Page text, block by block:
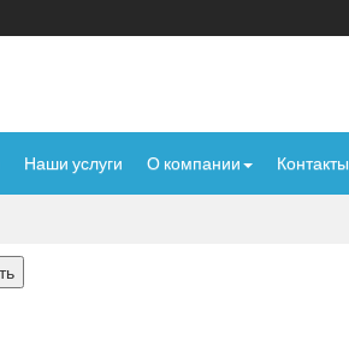
Наши услуги О компании Контакты